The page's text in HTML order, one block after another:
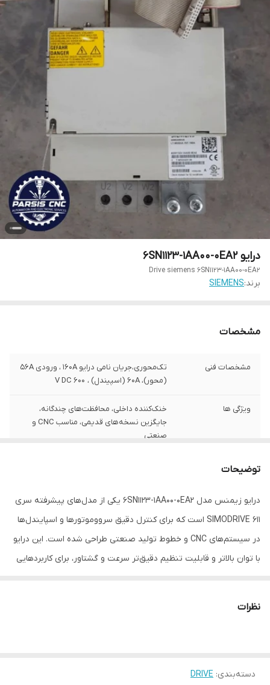
درایو 6SN1123-1AA00-0EA2
Drive siemens 6SN1123-1AA00-0EA2
برند:SIEMENS
مشخصات
مشخصات فنی
تک‌محوری،جریان نامی درایو ۱۶۰A ، ورودی ۵۶A
(محور)، ۶۰A (اسپیندل) ، 600 V DC
ویژگی ها
خنک‌کننده داخلی، محافظت‌های چندگانه،
جایگزین نسخه‌های قدیمی، مناسب CNC و
صنعتی
کاربردها
توضیحات
درایو زیمنس مدل 6SN1123-1AA00-0EA2 یکی از مدل‌های پیشرفته سری
SIMODRIVE 611 است که برای کنترل دقیق سرووموتورها و اسپایندل‌ها
در سیستم‌های CNC و خطوط تولید صنعتی طراحی شده است. این درایو
با توان بالاتر و قابلیت تنظیم دقیق‌تر سرعت و گشتاور، برای کاربردهایی
طراحی ماژولار و سیستم‌های حفاظتی داخلی این مدل، عملکرد پایدار و
برش صنعتی ساده و مطمئن باشد.
نظرات
دسته‌بندی:
DRIVE